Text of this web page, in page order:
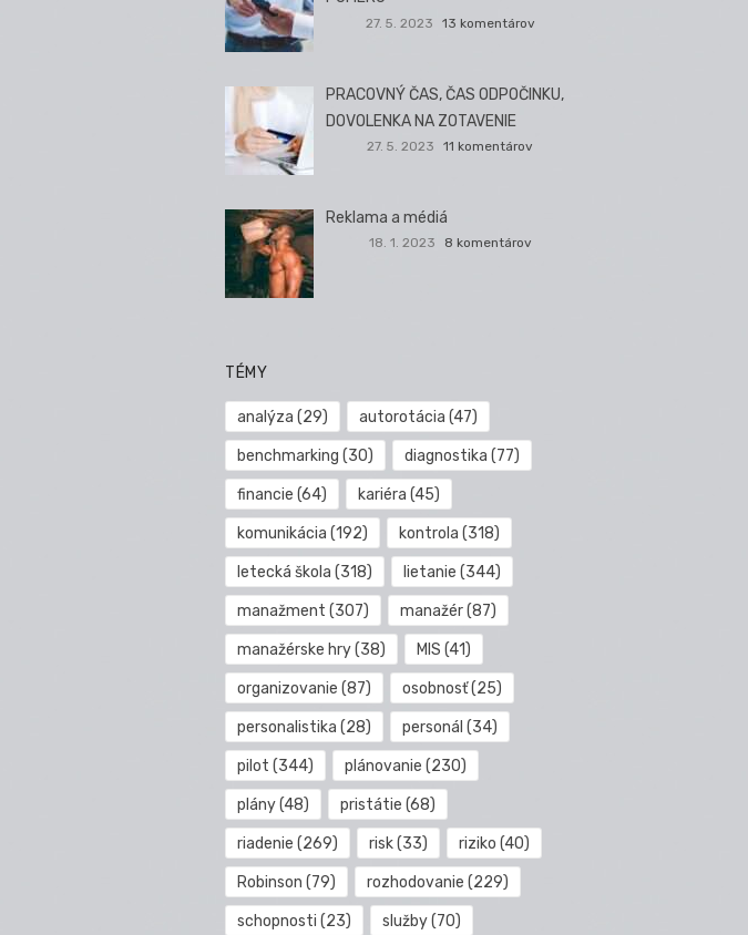
27. 5. 2023 13 komentárov
PRACOVNÝ ČAS, ČAS ODPOČINKU,
DOVOLENKA NA ZOTAVENIE
27. 5. 2023 11 komentárov
Reklama a médiá
18. 1. 2023 8 komentárov
TÉMY
analýza (29) autorotácia (47)
benchmarking (30) diagnostika (77)
financie (64) kariéra (45)
komunikácia (192) kontrola (318)
letecká škola (318) lietanie (344)
manažment (307) manažér(87)
manažérske hry(38) MIS (41)
organizovanie (87) osobnosť(25)
personalistika (28) personál (34)
pilot (344) plánovanie (230)
plány(48) pristátie (68)
riadenie (269) risk(33) riziko (40)
Robinson (79) rozhodovanie (229)
schopnosti (23) služby(70)